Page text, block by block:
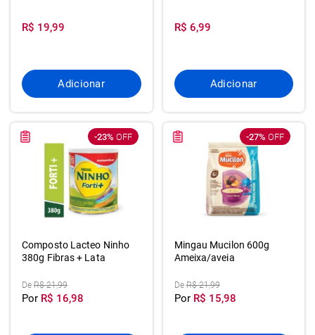
R$ 19,99
Adicionar
R$ 6,99
Adicionar
-23% OFF
Composto Lacteo Ninho
380g Fibras + Lata
De R$ 21,99
Por R$ 16,98
-27% OFF
Mingau Mucilon 600g
Ameixa/aveia
DeR$ 21,99
Por R$ 15,98